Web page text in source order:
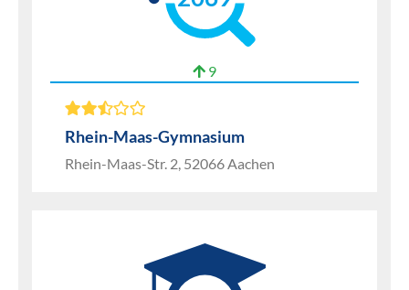
9
Rhein-Maas-Gymnasium
Rhein-Maas-Str. 2, 52066 Aachen